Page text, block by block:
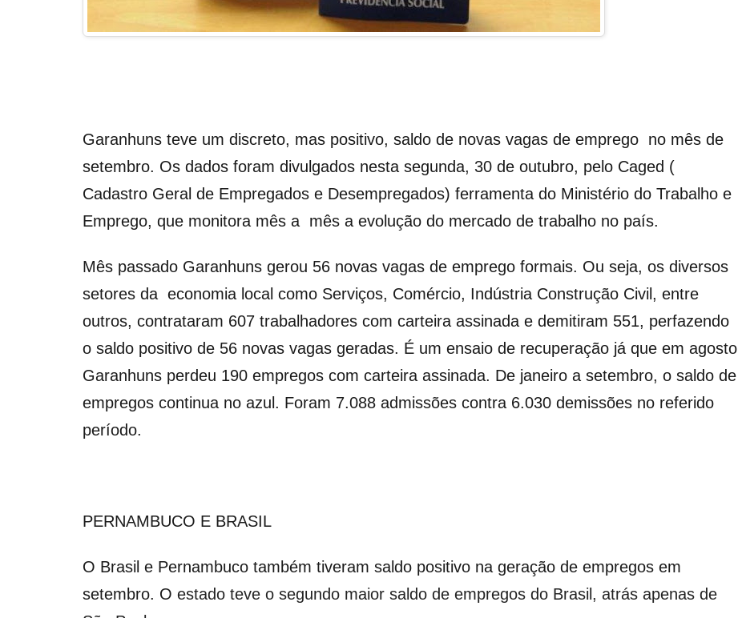
Garanhuns teve um discreto, mas positivo, saldo de novas vagas de emprego no mês de
setembro. Os dados foram divulgados nesta segunda, 30 de outubro, pelo Caged (
Cadastro Geral de Empregados e Desempregados) ferramenta do Ministério do Trabalho e
Emprego, que monitora mês a mês a evolução do mercado de trabalho no país.
Mês passado Garanhuns gerou 56 novas vagas de emprego formais. Ou seja, os diversos
setores da economia local como Serviços, Comércio, Indústria Construção Civil, entre
outros, contrataram 607 trabalhadores com carteira assinada e demitiram 551, perfazendo
o saldo positivo de 56 novas vagas geradas. É um ensaio de recuperação já que em agosto
Garanhuns perdeu 190 empregos com carteira assinada. De janeiro a setembro, o saldo de
empregos continua no azul. Foram 7.088 admissões contra 6.030 demissões no referido
período.
PERNAMBUCO E BRASIL
O Brasil e Pernambuco também tiveram saldo positivo na geração de empregos em
setembro. O estado teve o segundo maior saldo de empregos do Brasil, atrás apenas de